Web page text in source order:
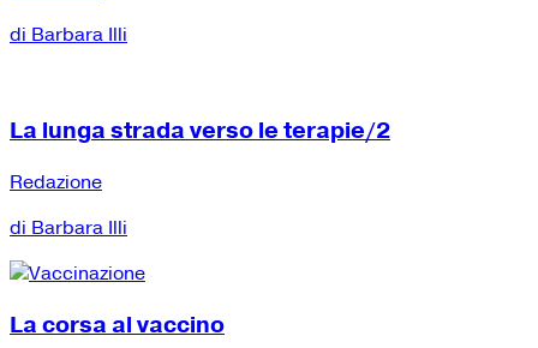
di Barbara Illi
La lunga strada verso le terapie/2
Redazione
di Barbara Illi
La corsa al vaccino